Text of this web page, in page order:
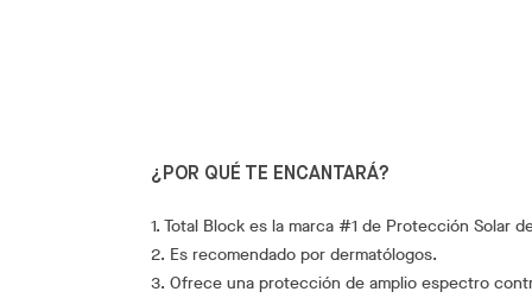
¿POR QUÉ TE ENCANTARÁ?
1. Total Block es la marca #1 de Protección Solar
2. Es recomendado por dermatólogos.
3. Ofrece una protección de amplio espectro